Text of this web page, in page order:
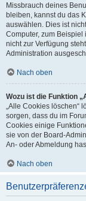
Missbrauch deines
bleiben, kannst du das
auswählen. Dies ist
Computer, zum Beispiel
nicht zur Verfügung
Administration
Nach oben
Wozu ist die Funktion
„Alle Cookies löschen“
sorgen, dass du im
Cookies einige
sie von der Board-
An- oder Abmeldung
Nach oben